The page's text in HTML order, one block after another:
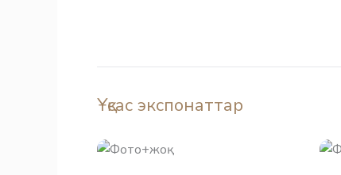
Ұқсас экспонаттар